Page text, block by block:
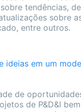
tendências,
sobre
entre outros.
ideias em um
de
de P&D&I